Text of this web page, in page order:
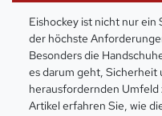
Eishockey ist nicht nur ein
der höchste
Besonders die
es darum geht, Sicherheit
herausfordernden Umfeld
Artikel erfahren Sie, wie